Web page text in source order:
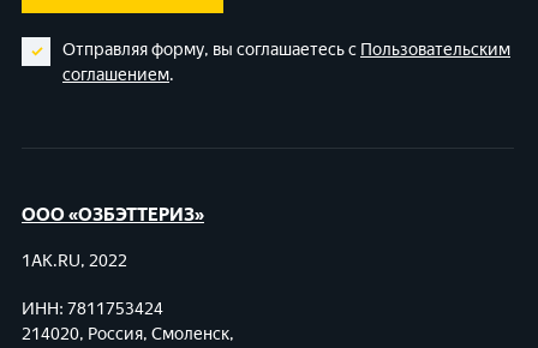
Отправляя форму, вы соглашаетесь с Пользовательским
соглашением.
ООО «ОЗБЭТТЕРИЗ»
1AK.RU, 2022
ИНН: 7811753424
214020, Россия, Смоленск,